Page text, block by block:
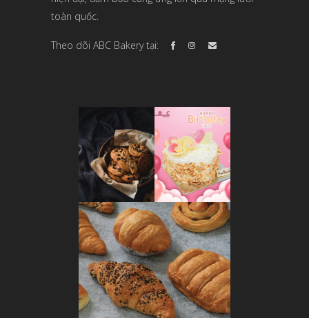
toàn quốc.
Theo dõi ABC Bakery tại: